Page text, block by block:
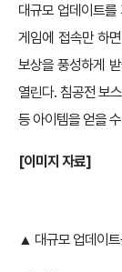
대규모 업데이트를
게임에 접속만 하
보상을 풍성하게
열린다. 침공전 보
등 아이템을 얻을
[이미지 자료]
▲ 대규모 업데이트